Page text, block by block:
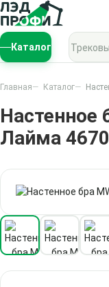
Каталог
Поиск по
Главная Каталог
Настенное
Лайма